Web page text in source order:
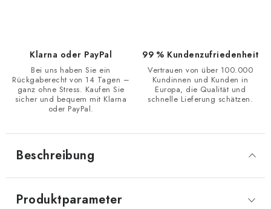
Klarna oder PayPal
Bei uns haben Sie ein
Rückgaberecht von 14 Tagen –
ganz ohne Stress. Kaufen Sie
sicher und bequem mit Klarna
oder PayPal.
99 % Kundenzufriedenheit
Vertrauen von über 100.000
Kundinnen und Kunden in
Europa, die Qualität und
schnelle Lieferung schätzen.
Beschreibung
Produktparameter